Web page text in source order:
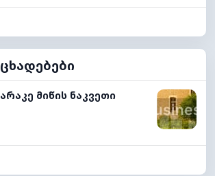
მიწის ნაკვეთი